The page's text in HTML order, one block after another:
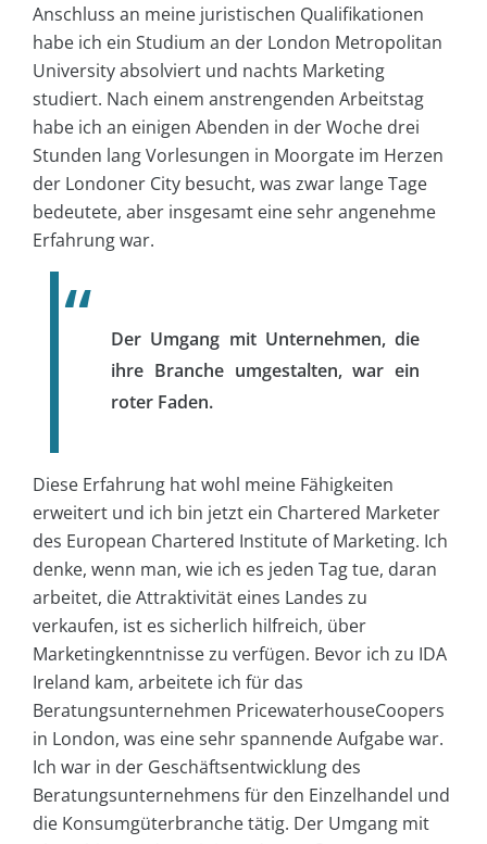
Anschluss an meine juristischen Qualifikationen
habe ich ein Studium an der London Metropolitan
University absolviert und nachts Marketing
studiert. Nach einem anstrengenden Arbeitstag
habe ich an einigen Abenden in der Woche drei
Stunden lang Vorlesungen in Moorgate im Herzen
der Londoner City besucht, was zwar lange Tage
bedeutete, aber insgesamt eine sehr angenehme
Erfahrung war.
Der Umgang mit Unternehmen, die
ihre Branche umgestalten, war ein
roter Faden.
Diese Erfahrung hat wohl meine Fähigkeiten
erweitert und ich bin jetzt ein Chartered Marketer
des European Chartered Institute of Marketing. Ich
denke, wenn man, wie ich es jeden Tag tue, daran
arbeitet, die Attraktivität eines Landes zu
verkaufen, ist es sicherlich hilfreich, über
Marketingkenntnisse zu verfügen. Bevor ich zu IDA
Ireland kam, arbeitete ich für das
Beratungsunternehmen PricewaterhouseCoopers
in London, was eine sehr spannende Aufgabe war.
Ich war in der Geschäftsentwicklung des
Beratungsunternehmens für den Einzelhandel und
die Konsumgüterbranche tätig. Der Umgang mit